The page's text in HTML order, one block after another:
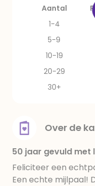
Aantal
1-4
5-9
10-19
20-29
30+
Over de
50 jaar gevuld met
Feliciteer een
Een echte mijlpaal!